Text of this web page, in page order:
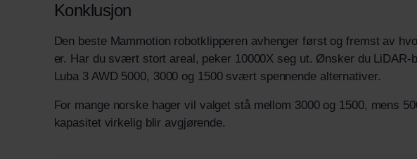
Konklusjon
Den beste Mammotion robotklipperen avhenger først og fremst av
er. Har du svært stort areal, peker 10000X seg ut. Ønsker du LiDAR-
Luba 3 AWD 5000, 3000 og 1500 svært spennende alternativer.
For mange norske hager vil valget stå mellom 3000 og 1500, mens
kapasitet virkelig blir avgjørende.